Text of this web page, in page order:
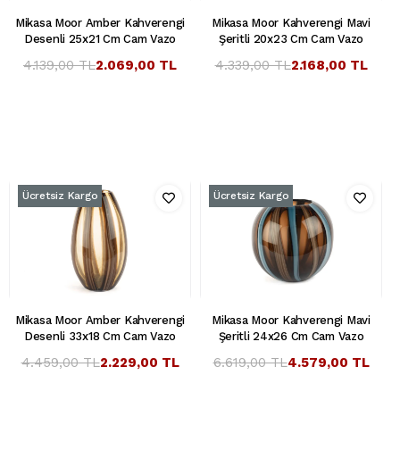
Mikasa Moor Amber Kahverengi
Desenli 25x21 Cm Cam Vazo
2.069,00 TL
4.139,00 TL
Mikasa Moor Kahverengi Mavi
Şeritli 20x23 Cm Cam Vazo
2.168,00 TL
4.339,00 TL
Mikasa Moor Amber Kahverengi
Desenli 33x18 Cm Cam Vazo
2.229,00 TL
4.459,00 TL
Ücretsiz Kargo
Mikasa Moor Kahverengi Mavi
Şeritli 24x26 Cm Cam Vazo
4.579,00 TL
6.619,00 TL
Ücretsiz Kargo